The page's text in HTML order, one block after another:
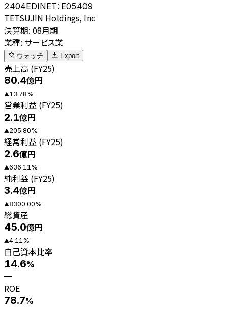
2404EDINET: E05409
TETSUJIN Holdings, Inc
決算期: 08月期
業種: サービス業
ウォッチ Export
売上高 (FY25)
80.4億円
▲13.78%
営業利益 (FY25)
2.1億円
▲205.80%
経常利益 (FY25)
2.6億円
▲636.11 %
純利益 (FY25)
3.4億円
▲8300.00%
総資産
45.0億円
▲4.11 %
自己資本比率
14.6%
—
ROE
78.7%